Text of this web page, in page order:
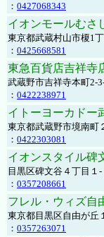
： 0427068343
イオンモールむさ
東京都武蔵村山市榎1
： 0425668581
東急百貨店吉祥寺
武蔵野市吉祥寺本町2-
： 0422238971
イトーヨーカドー
東京都武蔵野市境南町
： 0422303081
イオンスタイル碑
目黒区碑文谷４丁目１
： 0357208661
フレル・ウィズ自
東京都目黒区自由が丘
： 0357263071